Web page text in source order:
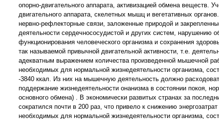
опорно-двигательного аппарата, активизацией обмена веществ.
двигательного аппарата, скелетных мышц и вегетативных
нервно-рефлекторные связи, заложенные природой и
деятельности сердечнососудистой и других систем, нарушению
функционирования человеческого организма и сохранения
так называемой привычной двигательной активности, т.е.
адекватным выражением количества произведенной мышечной
необходимых для нормальной жизнедеятельности организма,
-3840 ккал. Из них на мышечную деятельность должно
поддержание жизнедеятельности онанизма в состоянии покоя,
основного обмена) . В экономически развитых странах за
сократился почти в 200 раз, что привело к снижению
необходимых для нормальной жизнедеятельности организма,